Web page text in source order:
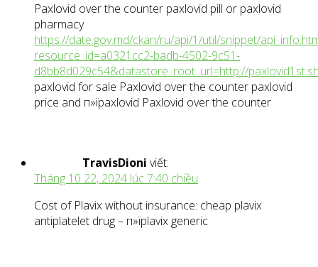
Paxlovid over the counter paxlovid pill or paxlovid
pharmacy
https://date.gov.md/ckan/ru/api/1/util/snippet/
resource_id=a0321cc2-badb-4502-9c51-
d8bb8d029c54&datastore_root_url=http://
paxlovid for sale Paxlovid over the counter paxlovid
price and п»їpaxlovid Paxlovid over the counter
TravisDioni viết:
Tháng 10 22, 2024 lúc 7:40 chiều
Cost of Plavix without insurance: cheap plavix
antiplatelet drug – п»їplavix generic